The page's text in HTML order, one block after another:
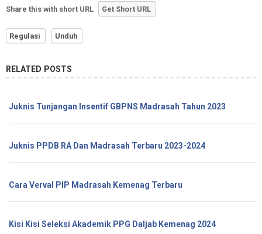
Share this with short URL Get Short URL
Regulasi Unduh
RELATED POSTS
Juknis Tunjangan Insentif GBPNS Madrasah Tahun 2023
Juknis PPDB RA Dan Madrasah Terbaru 2023-2024
Cara Verval PIP Madrasah Kemenag Terbaru
Kisi Kisi Seleksi Akademik PPG Daljab Kemenag 2024